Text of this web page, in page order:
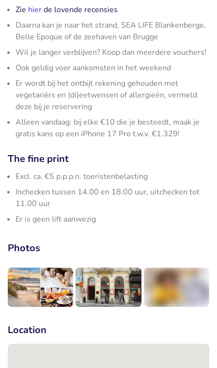
Zie hierde lovende recensies
Daarna kan je naar het strand, SEA LIFE Blankenberge,
Belle Epoque of de zeehaven van Brugge
Wil je langer verblijven? Koop dan meerdere vouchers!
Ook geldig voor aankomsten in het weekend
Er wordt bij het ontbijt rekening gehouden met
vegetariërs en (di)eetwensen of allergieën, vermeld
deze bij je reservering
Alleen vandaag: bij elke €10 die je besteedt, maak je
gratis kans op een iPhone 17 Pro t.w.v. €1.329!
The fine print
Excl. ca. €5 p.p.p.n. toeristenbelasting
Inchecken tussen 14.00 en 18.00 uur, uitchecken tot
11.00 uur
Er is geen lift aanwezig
Photos
Location